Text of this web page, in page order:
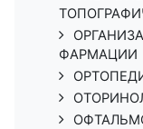
ФАРМАЦИИ